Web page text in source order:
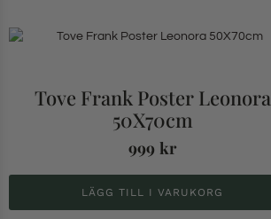
Tove Frank Poster Leonora
50X70cm
999 kr
LÄGG TILL I VARUKORG